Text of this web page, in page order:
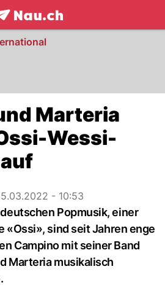
NAU.ch
Marteria
Wessi-
- 10:53
Popmusik, einer
«Ossi», sind seit Jahren enge
Campino mit seiner Band
Marteria musikalisch